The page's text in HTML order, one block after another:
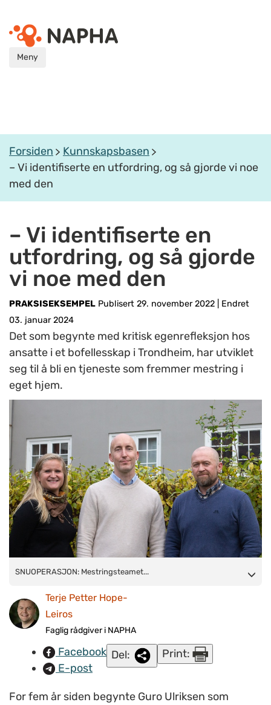
Meny
Forsiden
Kunnskapsbasen
– Vi identifiserte en utfordring, og så gjorde vi noe
med den
– Vi identifiserte en
utfordring, og så gjorde
vi noe med den
PRAKSISEKSEMPEL Publisert 29. november 2022
Endret
03. januar 2024
Det som begynte med kritisk egenrefleksjon hos
ansatte i et bofellesskap i Trondheim, har utviklet
seg til å bli en tjeneste som fremmer mestring i
eget hjem.
SNUOPERASJON: Mestringsteamet i Trondheim, her
boligtjenestene. Fra å støtte beboere i flytting fra bofellesskap
til egne hjem, jobber nå teamet i hovedsak forebyggende med
å fremme mestring i eget liv. Fra venstre: Guro Ulriksen,
Vegard Eide Dall og John Christian Holberg. (Foto: Terje Petter
Leiros/NAPHA)
SNUOPERASJON: Mestringsteamet...
Terje Petter Hope-
Leiros
Faglig rådgiver i NAPHA
Facebook
E-post
Del: Print:
For fem år siden begynte Guro Ulriksen som